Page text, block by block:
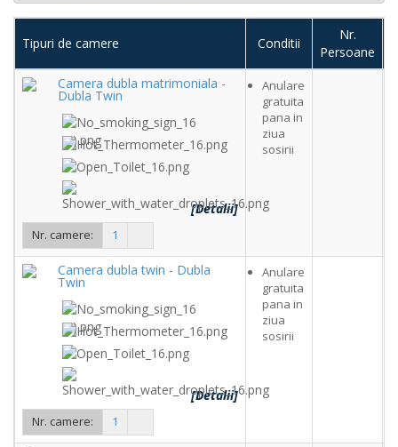
Tipuri de camere Conditii
Nr.
Persoane
Camera dubla matrimoniala -
Dubla Twin
[Detalii]
Nr. camere: 1
Anulare
gratuita
pana in
ziua
sosirii
Camera dubla twin - Dubla
Twin
[Detalii]
Nr. camere: 1
Anulare
gratuita
pana in
ziua
sosirii